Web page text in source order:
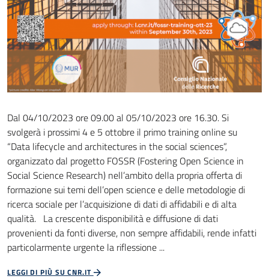
Dal 04/10/2023 ore 09.00 al 05/10/2023 ore 16.30. Si
svolgerà i prossimi 4 e 5 ottobre il primo training online su
“Data lifecycle and architectures in the social sciences”,
organizzato dal progetto FOSSR (Fostering Open Science in
Social Science Research) nell’ambito della propria offerta di
formazione sui temi dell’open science e delle metodologie di
ricerca sociale per l’acquisizione di dati di affidabili e di alta
qualità. La crescente disponibilità e diffusione di dati
provenienti da fonti diverse, non sempre affidabili, rende infatti
particolarmente urgente la riflessione ...
LEGGI DI PIÙ SU CNR.IT